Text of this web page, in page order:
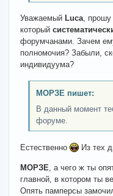
Уважаемый Luca, прошу
который
форумчанами. Зачем
полномочия? Забыли,
индивидуума?
МОРЗЕ пишет:
В данный момент
форуме.
Естественно Из тех
МОРЗЕ , а чего ж ты
главной, в котором ты
Опять памперсы